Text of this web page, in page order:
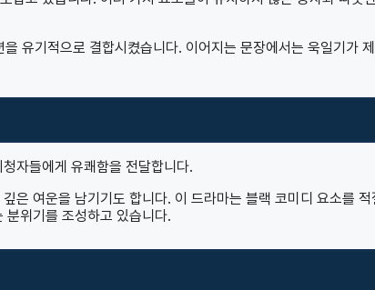
유기적으로 결합시켰습니다. 이어지는 문장에서는 욱일기가
자들에게 유쾌함을 전달합니다.
은 여운을 남기기도 합니다. 이 드라마는 블랙 코미디 요소를 적
위기를 조성하고 있습니다.